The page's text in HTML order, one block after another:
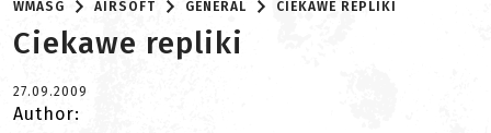
WMASG AIRSOFT GENERAL CIEKAWE REPLIKI
Ciekawe repliki
27.09.2009
Author: